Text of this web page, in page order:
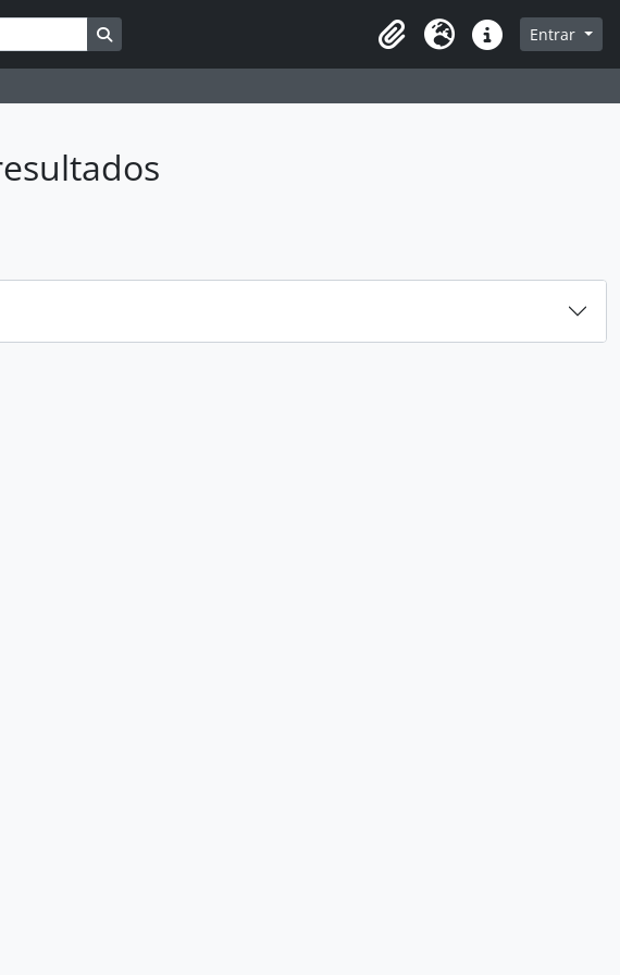
Busque na página de navegação
Idioma Atalhos Entrar